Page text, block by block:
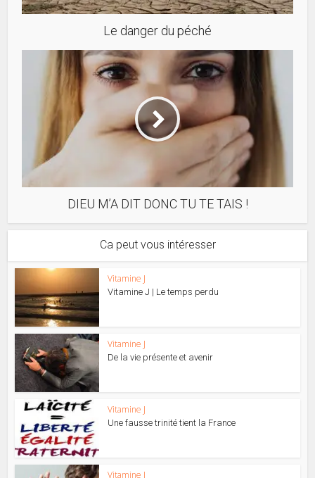
Le danger du péché
DIEU M’A DIT DONC TU TE TAIS !
Ca peut vous intéresser
Vitamine J
Vitamine J | Le temps perdu
Vitamine J
De la vie présente et avenir
Vitamine J
Une fausse trinité tient la France
Vitamine J